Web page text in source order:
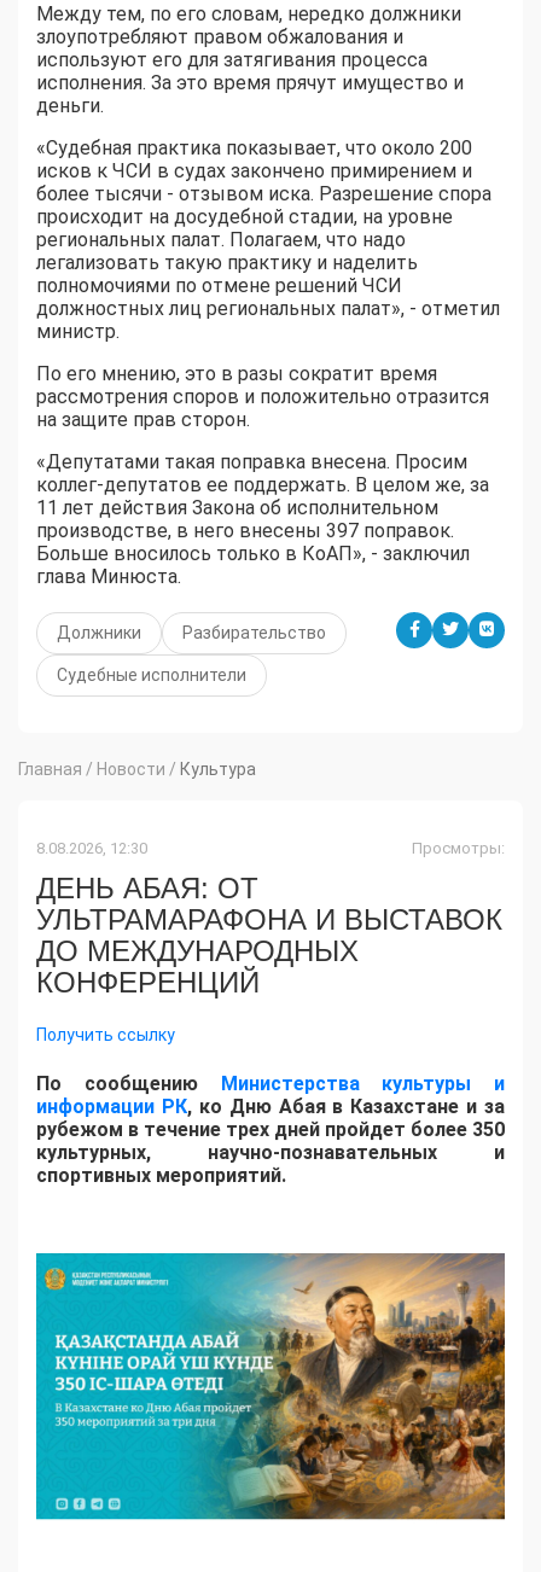
Между тем, по его словам, нередко должники
злоупотребляют правом обжалования и
используют его для затягивания процесса
исполнения. За это время прячут имущество и
деньги.
«Судебная практика показывает, что около 200
исков к ЧСИ в судах закончено примирением и
более тысячи - отзывом иска. Разрешение спора
происходит на досудебной стадии, на уровне
региональных палат. Полагаем, что надо
легализовать такую практику и наделить
полномочиями по отмене решений ЧСИ
должностных лиц региональных палат», - отметил
министр.
По его мнению, это в разы сократит время
рассмотрения споров и положительно отразится
на защите прав сторон.
«Депутатами такая поправка внесена. Просим
коллег-депутатов ее поддержать. В целом же, за
11 лет действия Закона об исполнительном
производстве, в него внесены 397 поправок.
Больше вносилось только в КоАП», - заключил
глава Минюста.
Должники Разбирательство
Судебные исполнители
Главная / Новости / Культура
8.08.2026, 12:30 Просмотры:
ДЕНЬ АБАЯ: ОТ
УЛЬТРАМАРАФОНА И ВЫСТАВОК
ДО МЕЖДУНАРОДНЫХ
КОНФЕРЕНЦИЙ
Получить ссылку
По сообщению Министерства культуры и
информации РК, ко Дню Абая в Казахстане и за
рубежом в течение трех дней пройдет более 350
культурных, научно-познавательных и
спортивных мероприятий.